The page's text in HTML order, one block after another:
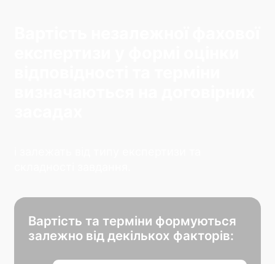
Вартість та терміни формуються
залежно від декількох факторів: